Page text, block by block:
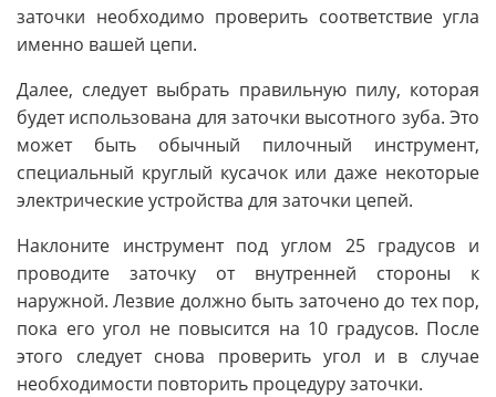
заточки необходимо проверить соответствие угла
именно вашей цепи.
Далее, следует выбрать правильную пилу, которая
будет использована для заточки высотного зуба. Это
может быть обычный пилочный инструмент,
специальный круглый кусачок или даже некоторые
электрические устройства для заточки цепей.
Наклоните инструмент под углом 25 градусов и
проводите заточку от внутренней стороны к
наружной. Лезвие должно быть заточено до тех пор,
пока его угол не повысится на 10 градусов. После
этого следует снова проверить угол и в случае
необходимости повторить процедуру заточки.